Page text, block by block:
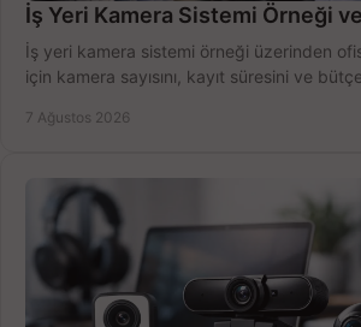
İş Yeri Kamera Sistemi Örneği
İş yeri kamera sistemi örneği üzerinden
için kamera sayısını, kayıt süresini ve
7 Ağustos 2026